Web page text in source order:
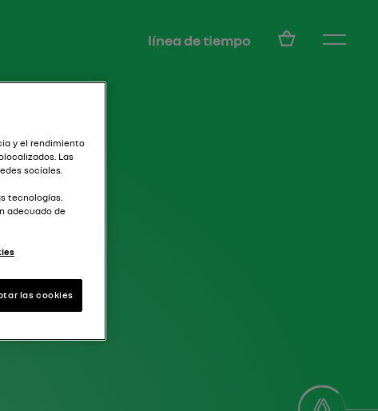
línea de tiempo ES
y el rendimiento
Las
sociales.
tecnologías.
adecuado de
las cookies